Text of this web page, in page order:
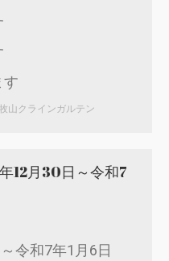
す
山クラインガルテン
12月30日～令和7
令和7年1月6日